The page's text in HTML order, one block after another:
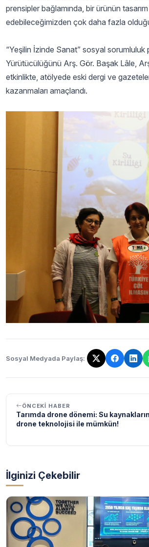
prensipler bağlamında, bir ürünün
edebileceğimizden çok daha fazla
“Yeşilin İzinde Sanat” sosyal
Yürütücülüğünü Arş. Gör. Başak Lâle,
etkinlikte, atölyede eski dergi ve
kazanmaları amaçlandı.
Sosyal Medyada Paylaş:
Bağlantı kopyalandı!
ÖNCEKI HABER
Tarımda drone dönemi: Su
drone teknolojisi ile mümkün!
İlginizi Çekebilir